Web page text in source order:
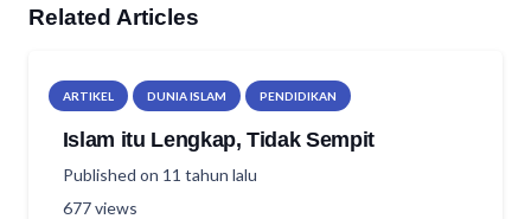
Related Articles
ARTIKEL DUNIA ISLAM PENDIDIKAN
Islam itu Lengkap, Tidak Sempit
Published on 11 tahun lalu
677views